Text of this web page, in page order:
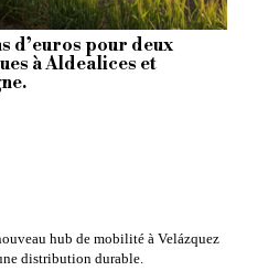
d’euros pour deux
à Aldealices et
hub de mobilité à Velázquez
distribution durable.